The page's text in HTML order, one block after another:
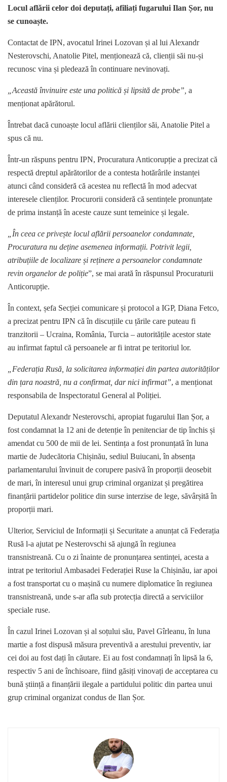
Locul aflării celor doi deputați, afiliați fugarului Ilan Șor, nu
se cunoaște.
Contactat de IPN, avocatul Irinei Lozovan și al lui Alexandr
Nesterovschi, Anatolie Pitel, menționează că, clienții săi nu-și
recunosc vina și pledează în continuare nevinovați.
„Această învinuire este una politică și lipsită de probe”, a
menționat apărătorul.
Întrebat dacă cunoaște locul aflării clienților săi, Anatolie Pitel a
spus că nu.
Într-un răspuns pentru IPN, Procuratura Anticorupție a precizat că
respectă dreptul apărătorilor de a contesta hotărârile instanței
atunci când consideră că acestea nu reflectă în mod adecvat
interesele clienților. Procurorii consideră că sentințele pronunțate
de prima instanță în aceste cauze sunt temeinice și legale.
„În ceea ce privește locul aflării persoanelor condamnate,
Procuratura nu deține asemenea informații. Potrivit legii,
atribuțiile de localizare și reținere a persoanelor condamnate
revin organelor de poliție”, se mai arată în răspunsul Procuraturii
Anticorupție.
În context, șefa Secției comunicare și protocol a IGP, Diana Fetco,
a precizat pentru IPN că în discuțiile cu țările care puteau fi
tranzitorii – Ucraina, România, Turcia – autoritățile acestor state
au infirmat faptul că persoanele ar fi intrat pe teritoriul lor.
„Federația Rusă, la solicitarea informației din partea autorităților
din țara noastră, nu a confirmat, dar nici infirmat”, a menționat
responsabila de Inspectoratul General al Poliției.
Deputatul Alexandr Nesterovschi, apropiat fugarului Ilan Șor, a
fost condamnat la 12 ani de detenție în penitenciar de tip închis și
amendat cu 500 de mii de lei. Sentința a fost pronunțată în luna
martie de Judecătoria Chișinău, sediul Buiucani, în absența
parlamentarului învinuit de corupere pasivă în proporții deosebit
de mari, în interesul unui grup criminal organizat și pregătirea
finanțării partidelor politice din surse interzise de lege, săvârșită în
proporții mari.
Ulterior, Serviciul de Informații și Securitate a anunțat că Federația
Rusă l-a ajutat pe Nesterovschi să ajungă în regiunea
transnistreană. Cu o zi înainte de pronunțarea sentinței, acesta a
intrat pe teritoriul Ambasadei Federației Ruse la Chișinău, iar apoi
a fost transportat cu o mașină cu numere diplomatice în regiunea
transnistreană, unde s-ar afla sub protecția directă a serviciilor
speciale ruse.
În cazul Irinei Lozovan și al soțului său, Pavel Gîrleanu, în luna
martie a fost dispusă măsura preventivă a arestului preventiv, iar
cei doi au fost dați în căutare. Ei au fost condamnați în lipsă la 6,
respectiv 5 ani de închisoare, fiind găsiți vinovați de acceptarea cu
bună știință a finanțării ilegale a partidului politic din partea unui
grup criminal organizat condus de Ilan Șor.